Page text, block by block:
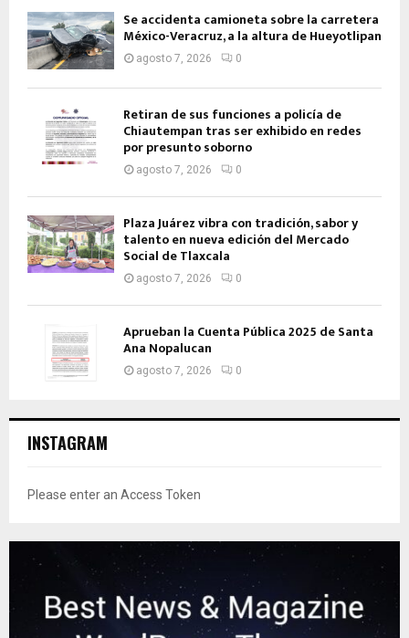
Se accidenta camioneta sobre la carretera
México-Veracruz, a la altura de Hueyotlipan
agosto 7, 2026 0
Retiran de sus funciones a policía de
Chiautempan tras ser exhibido en redes
por presunto soborno
agosto 7, 2026 0
Plaza Juárez vibra con tradición, sabor y
talento en nueva edición del Mercado
Social de Tlaxcala
agosto 7, 2026 0
Aprueban la Cuenta Pública 2025 de Santa
Ana Nopalucan
agosto 7, 2026 0
INSTAGRAM
Please enter an Access Token